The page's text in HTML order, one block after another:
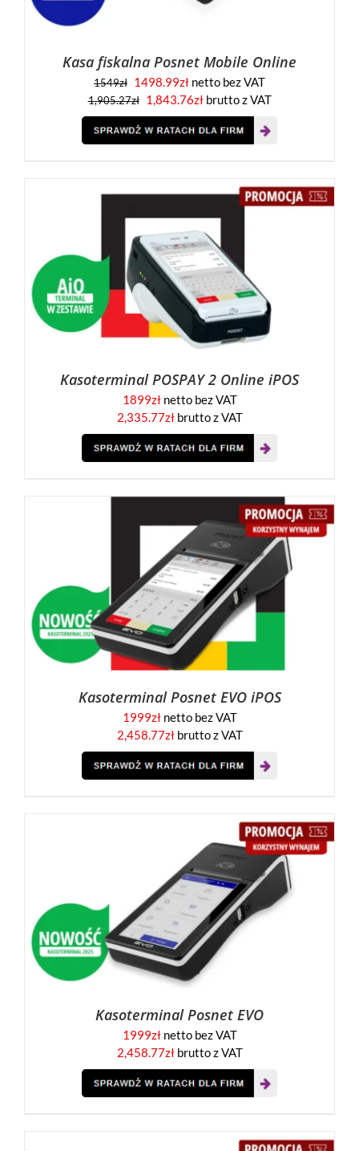
Kasa fiskalna Posnet Mobile Online
1549zł 1498.99zł netto bez VAT
1,905.27zł 1,843.76złbrutto z VAT
Kasoterminal POSPAY 2 Online iPOS
1899złnetto bez VAT
2,335.77złbrutto z VAT
Kasoterminal Posnet EVO iPOS
1999złnetto bez VAT
2,458.77złbrutto z VAT
Kasoterminal Posnet EVO
1999złnetto bez VAT
2,458.77złbrutto z VAT